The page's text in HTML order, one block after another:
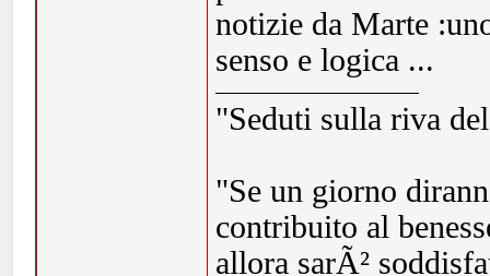
notizie da Marte
senso e logica ...
"Seduti sulla riva
"Se un giorno
contribuito al
allora sarÃ²